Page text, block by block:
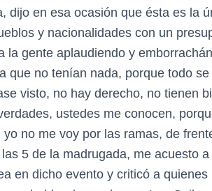
dijo en esa ocasión que ésta es la
y nacionalidades con un
la gente aplaudiendo y
que no tenían nada, porque todo
visto, no hay derecho, no tienen
ustedes me conocen,
no me voy por las ramas, de
5 de la madrugada, me acuesto
en dicho evento y criticó a